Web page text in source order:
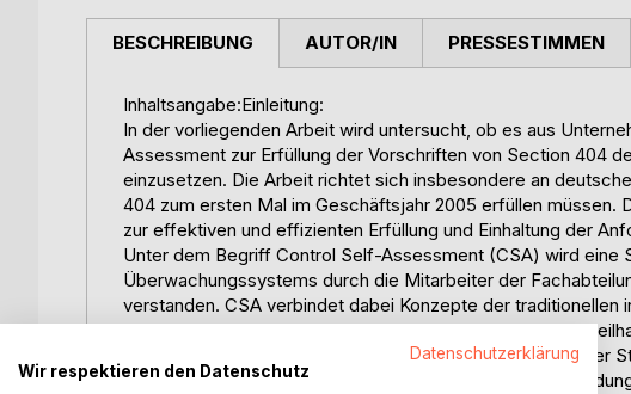
BESCHREIBUNG
Inhaltsangabe:Einleitung:
In der vorliegenden Arbeit wird untersucht, ob es aus
Assessment zur Erfüllung der Vorschriften von Section 404
einzusetzen. Die Arbeit richtet sich insbesondere an
404 zum ersten Mal im Geschäftsjahr 2005 erfüllen müssen.
zur effektiven und effizienten Erfüllung und Einhaltung der
Unter dem Begriff Control Self-Assessment (CSA) wird
Überwachungssystems durch die Mitarbeiter der
verstanden. CSA verbindet dabei Konzepte der traditionellen
Selbstbeurteilung. Das CSA-Konzept hat sich als eine
Internen Revision erwiesen und ist zu einem Bestandteil
Internal Auditors (IIA) geworden. Doch obwohl die
AUTOR/IN PRESSESTIMMEN
Datenschutzerklärung
Wir respektieren den Datenschutz